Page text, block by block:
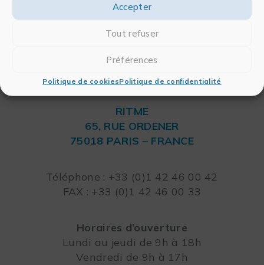
Accepter
Tout refuser
Préférences
Politique de cookiesPolitique de confidentialité
RITME
65, RUE ORDENER
75018 PARIS – FRANCE
Téléphone : +33 (0)1 42 46 00 42
FAX : +33 (0)1 42 46 00 33
Horaires d’ouverture
Lundi au jeudi de 9h à 18h
Vendredi de 9h à 17h